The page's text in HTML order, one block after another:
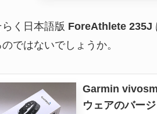
く日本語版 ForeAthlete 235J
ではないでしょうか。
Garmin
ウェアのバー